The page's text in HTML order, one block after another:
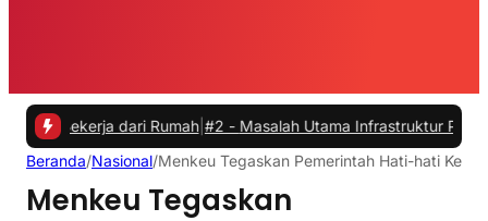
dari Rumah|#2 -Masalah Utama Infrastruktur Pengisian
Beranda/Nasional/Menkeu Tegaskan Pemerintah Hati-hati
Menkeu Tegaskan